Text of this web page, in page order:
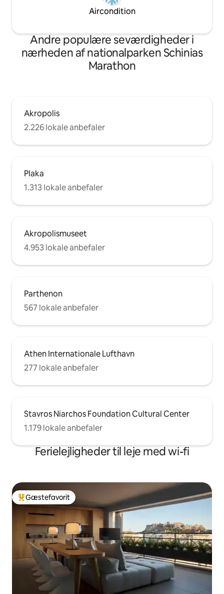
Aircondition
Andre populære seværdigheder i
nærheden af nationalparken Schinias
Marathon
Akropolis
2.226 lokale anbefaler
Plaka
1.313 lokale anbefaler
Akropolismuseet
4.953 lokale anbefaler
Parthenon
567 lokale anbefaler
Athen Internationale Lufthavn
277 lokale anbefaler
Stavros Niarchos Foundation Cultural Center
1.179 lokale anbefaler
Ferielejligheder til leje med wi-fi
Bedste gæstefavorit
Gæstefavorit